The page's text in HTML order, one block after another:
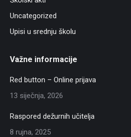
Uncategorized
Upisi u srednju školu
Važne informacije
Red button – Online prijava
13 siječnja, 2026
Raspored dežurnih učitelja
8 rujna, 2025